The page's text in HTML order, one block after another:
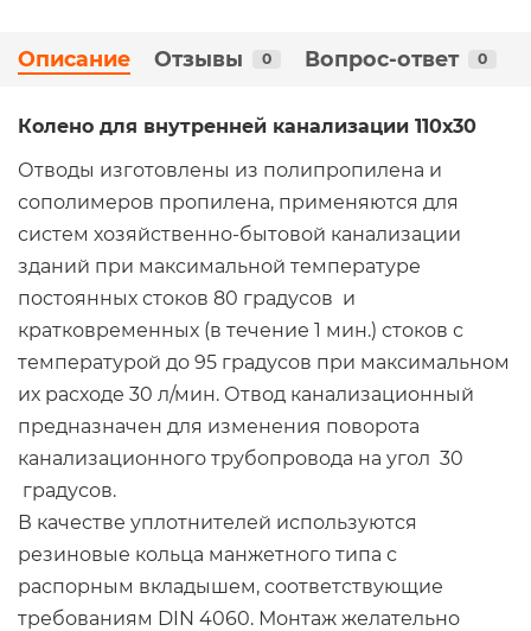
Описание Отзывы 0 Вопрос-ответ 0
Колено для внутренней канализации 110х30
Отводы изготовлены из полипропилена и
сополимеров пропилена, применяются для
систем хозяйственно-бытовой канализации
зданий при максимальной температуре
постоянных стоков 80 градусов и
кратковременных (в течение 1 мин.) стоков с
температурой до 95 градусов при максимальном
их расходе 30 л/мин. Отвод канализационный
предназначен для изменения поворота
канализационного трубопровода на угол 30
градусов.
В качестве уплотнителей используются
резиновые кольца манжетного типа с
распорным вкладышем, соответствующие
требованиям DIN 4060. Монтаж желательно